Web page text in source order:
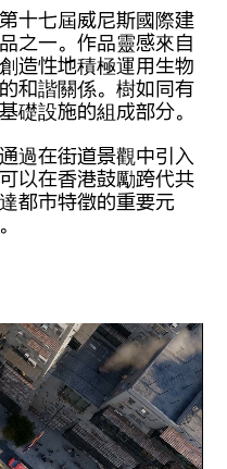
十七屆威尼斯國際建
之一。作品靈感來自
造性地積極運用生物
和諧關係。樹如同有
礎設施的組成部分。
過在街道景觀中引入
以在香港鼓勵跨代共
都市特徵的重要元